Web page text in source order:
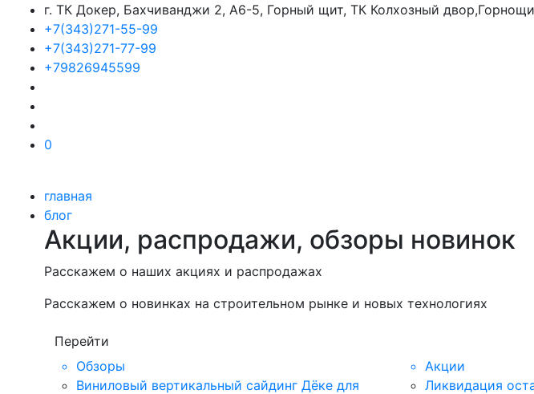
г. ТК Докер, Бахчиванджи 2, А6-5, Горный щит, ТК Колхозный
+7(343)271-55-99
+7(343)271-77-99
+79826945599
0
главная
блог
Акции, распродажи, обзоры новинок
Расскажем о наших акциях и распродажах
Расскажем о новинках на строительном рынке и новых технологиях
Перейти
Обзоры
Виниловый вертикальный сайдинг Дёке для
Акции
Ликвидация